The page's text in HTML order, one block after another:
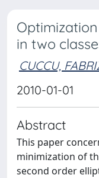
in two
CUCCU,
2010-01-01
Abstract
This paper
minimization of
second order